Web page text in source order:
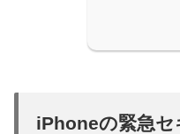
iPhoneの緊急